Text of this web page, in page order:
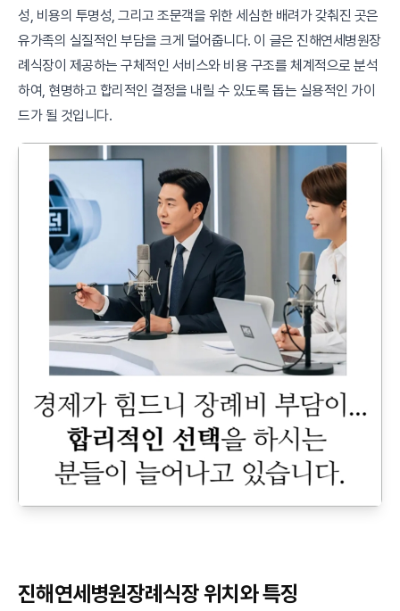
성, 비용의 투명성, 그리고 조문객을 위한 세심한 배려가 갖춰진 곳은
유가족의 실질적인 부담을 크게 덜어줍니다. 이 글은 진해연세병원장
례식장이 제공하는 구체적인 서비스와 비용 구조를 체계적으로 분석
하여, 현명하고 합리적인 결정을 내릴 수 있도록 돕는 실용적인 가이
드가 될 것입니다.
진해연세병원장례식장 위치와 특징